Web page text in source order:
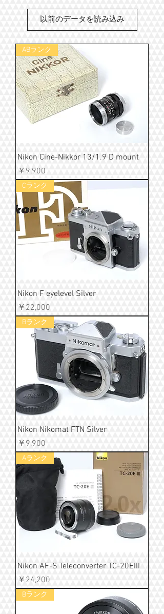
以前のデータを読み込み
ABランク
Nikon Cine-Nikkor 13/1.9 D mount
価格
￥9,900
Cランク
Nikon F eyelevel Silver
価格
￥22,000
Bランク
Nikon Nikomat FTN Silver
価格
￥9,900
Aランク
Nikon AF-S Teleconverter TC-20EIII
価格
￥24,200
Bランク